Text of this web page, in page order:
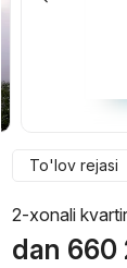
To'lov rejasi
2-xonali
dan 660